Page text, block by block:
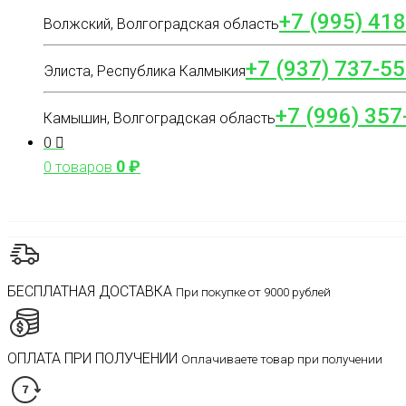
Волжский, Волгоградская область+7 (995)
Элиста, Республика Калмыкия+7 (937) 737-
Камышин, Волгоградская область+7 (996)
0
0 товаров 0₽
БЕСПЛАТНАЯ ДОСТАВКА При покупке от 9000 рублей
ОПЛАТА ПРИ ПОЛУЧЕНИИ Оплачиваете товар при получении